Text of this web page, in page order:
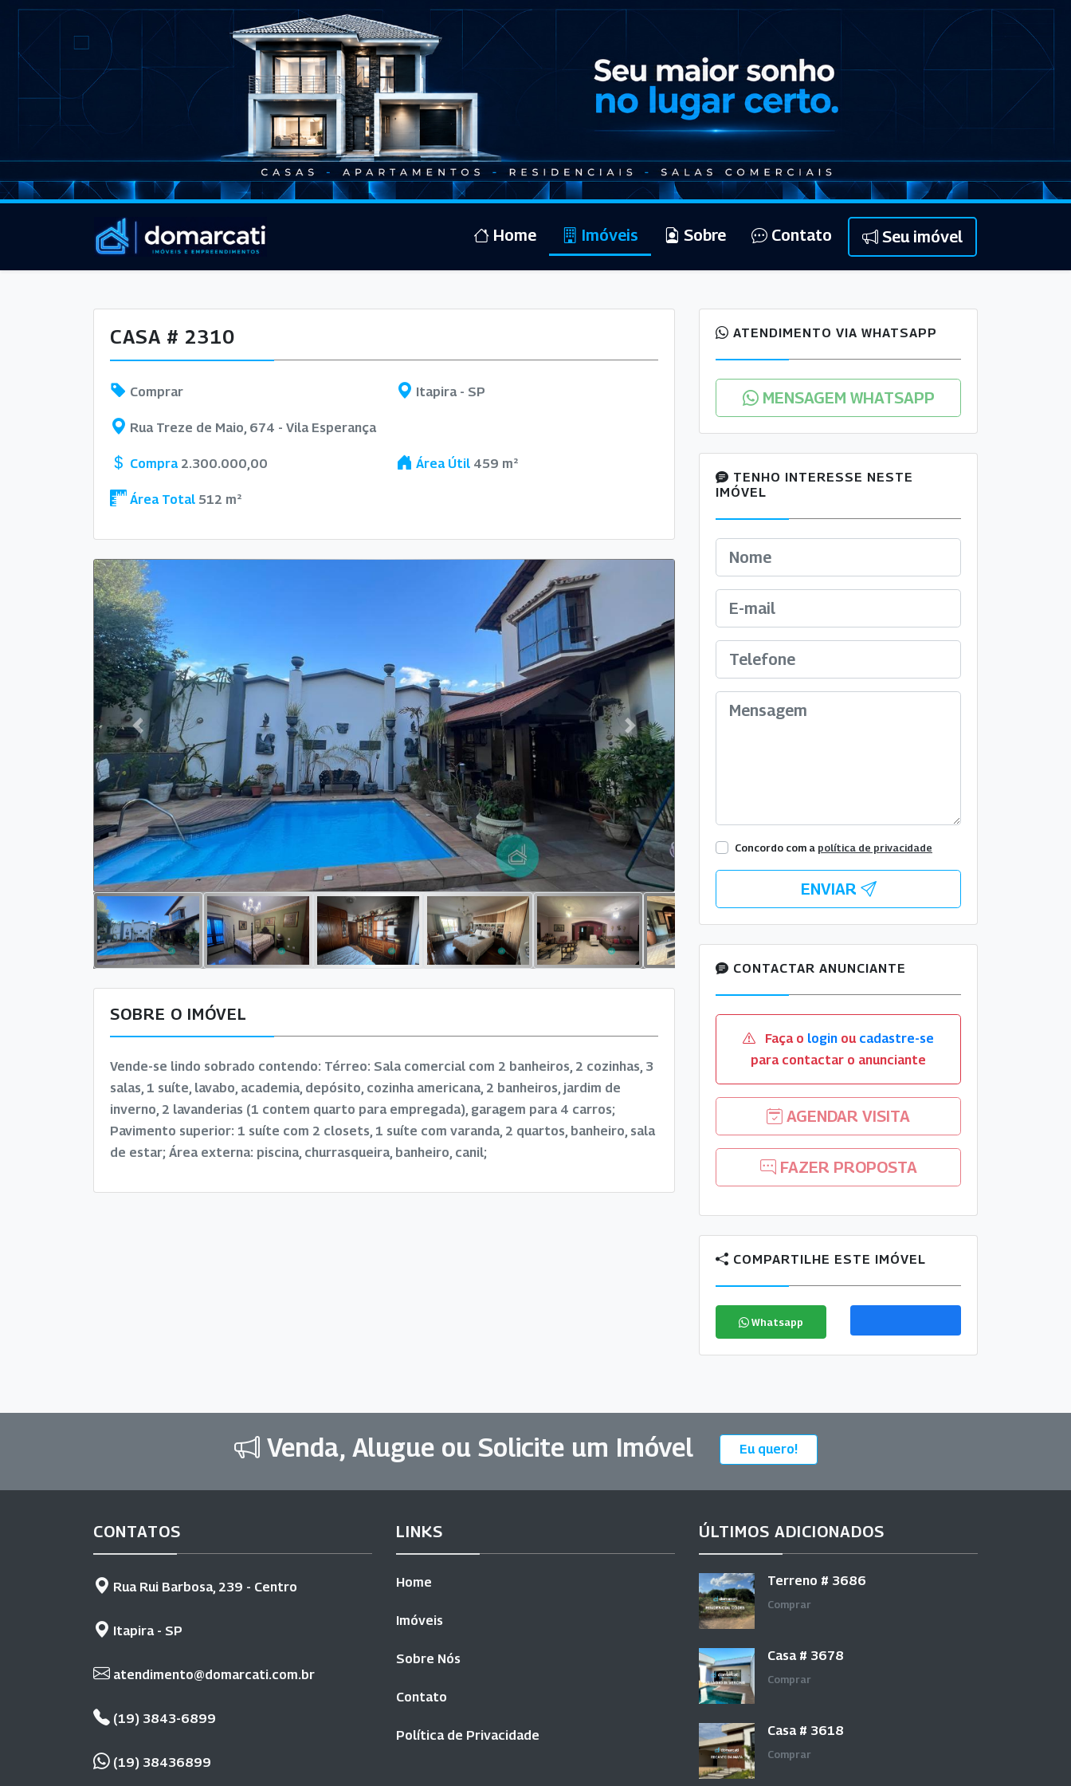
Home Imóveis Sobre Contato Seu imóvel
CASA # 2310
Comprar Itapira - SP
Rua Treze de Maio, 674 - Vila Esperança
Compra 2.300.000,00 Área Útil 459 m²
Área Total 512 m²
Previous Next
SOBRE O IMÓVEL
Vende-se lindo sobrado contendo: Térreo: Sala comercial com 2 banheiros, 2 cozinhas, 3
salas, 1 suíte, lavabo, academia, depósito, cozinha americana, 2 banheiros, jardim de
inverno, 2 lavanderias (1 contem quarto para empregada), garagem para 4 carros;
Pavimento superior: 1 suíte com 2 closets, 1 suíte com varanda, 2 quartos, banheiro, sala
de estar; Área externa: piscina, churrasqueira, banheiro, canil;
ATENDIMENTO VIA WHATSAPP
MENSAGEM WHATSAPP
TENHO INTERESSE NESTE
IMÓVEL
Concordo com a política de privacidade
ENVIAR
CONTACTAR ANUNCIANTE
Faça o login ou cadastre-se
para contactar o anunciante
AGENDAR VISITA
FAZER PROPOSTA
COMPARTILHE ESTE IMÓVEL
Whatsapp
Venda, Alugue ou Solicite um Imóvel Eu quero!
CONTATOS
Rua Rui Barbosa, 239 - Centro
Itapira - SP
atendimento@domarcati.com.br
(19) 3843-6899
(19) 38436899
LINKS
Home
Imóveis
Sobre Nós
Contato
Política de Privacidade
ÚLTIMOS ADICIONADOS
Terreno # 3686
Comprar
Casa # 3678
Comprar
Casa # 3618
Comprar